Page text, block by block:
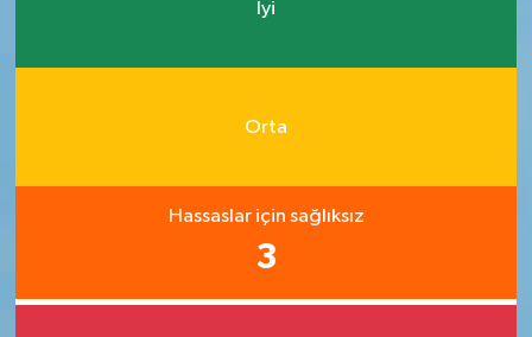
İyi
Orta
Hassaslar için sağlıksız
3